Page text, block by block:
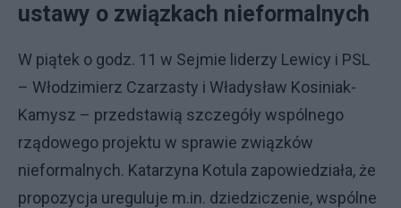
ustawy o związkach nieformalnych
W piątek o godz. 11 w Sejmie liderzy Lewicy i PSL
– Włodzimierz Czarzasty i Władysław Kosiniak-
Kamysz – przedstawią szczegóły wspólnego
rządowego projektu w sprawie związków
nieformalnych. Katarzyna Kotula zapowiedziała, że
propozycja ureguluje m.in. dziedziczenie, wspólne